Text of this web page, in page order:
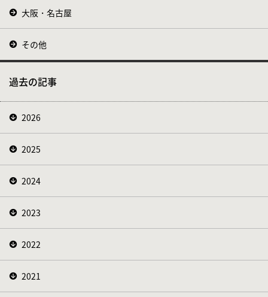
大阪・名古屋
その他
過去の記事
2026
2025
2024
2023
2022
2021